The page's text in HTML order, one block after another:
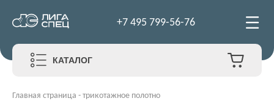
+7 495 799-56-76
КАТАЛОГ
Главная страница -трикотажное полотно